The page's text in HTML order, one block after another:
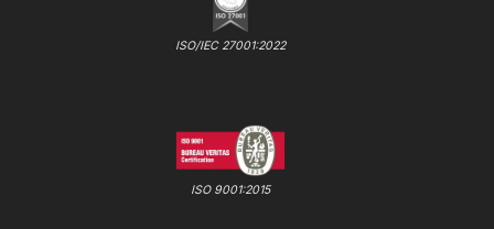
ISO/IEC 27001:2022
ISO 9001:2015